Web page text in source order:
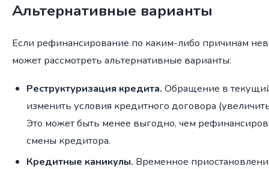
Альтернативные варианты
Если рефинансирование по каким-либо причинам
может рассмотреть альтернативные варианты:
Реструктуризация кредита. Обращение в
изменить условия кредитного договора
Это может быть менее выгодно, чем
смены кредитора.
Кредитные каникулы. Временное